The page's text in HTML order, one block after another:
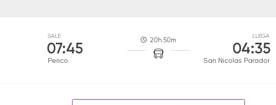
SALE
07:45
Perico
20h 50m
LLEGA
04:35
San Nicolas Parador